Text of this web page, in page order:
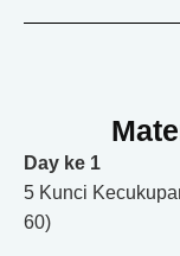
Day ke 1
5 Kunci
60)